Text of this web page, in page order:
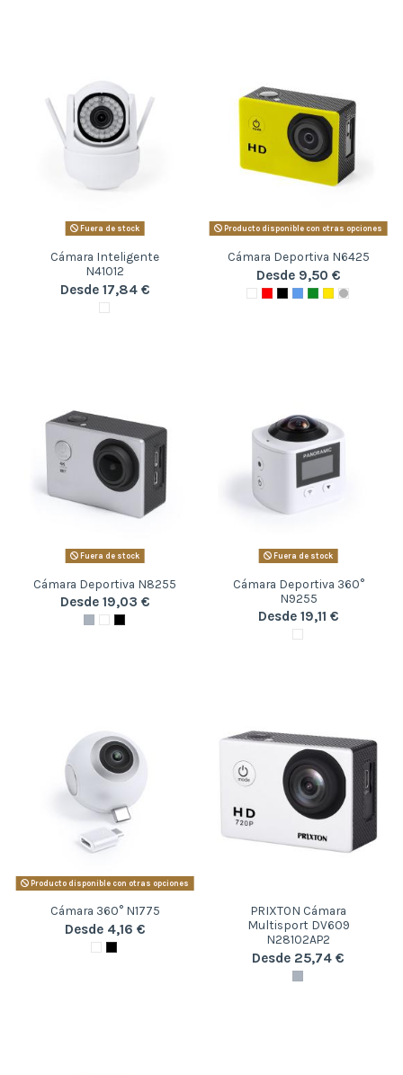
Fuera de stock
Cámara Inteligente
N41012
Desde 17,84 €
Producto disponible con otras opciones
Cámara Deportiva N6425
Desde 9,50 €
Fuera de stock
Cámara Deportiva N8255
Desde 19,03 €
Fuera de stock
Cámara Deportiva 360°
N9255
Desde 19,11 €
Producto disponible con otras opciones
Cámara 360° N1775
Desde 4,16 €
PRIXTON Cámara
Multisport DV609
N28102AP2
Desde 25,74 €